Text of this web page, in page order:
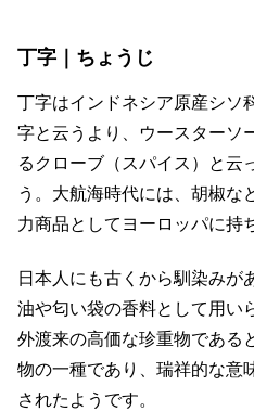
丁字｜ちょうじ
丁字はインドネシア原産シソ
字と云うより、ウースターソ
るクローブ（スパイス）と云
う。大航海時代には、胡椒な
力商品としてヨーロッパに持
日本人にも古くから馴染みが
油や匂い袋の香料として用い
外渡来の高価な珍重物である
物の一種であり、瑞祥的な意
されたようです。